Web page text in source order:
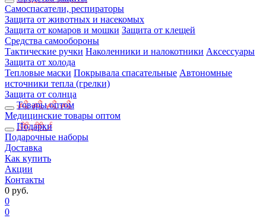
Самоспасатели, респираторы
Защита от животных и насекомых
Защита от комаров и мошки Защита от клещей
Средства самообороны
Тактические ручки Наколенники и налокотники Аксессуары
Защита от холода
Тепловые маски Покрывала спасательные Автономные
источники тепла (грелки)
Защита от солнца
Товары оптом
Медицинские товары оптом
Подарки
Подарочные наборы
Доставка
Как купить
Акции
Контакты
0 руб.
0
0